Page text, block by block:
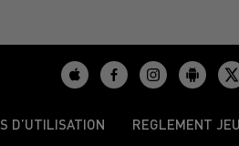
D’UTILISATION REGLEMENT